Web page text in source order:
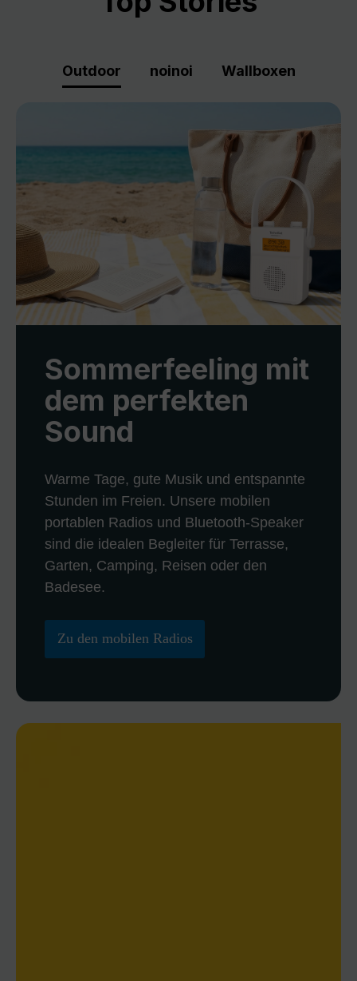
Outdoor noinoi Wallboxen
Sommerfeeling mit
dem perfekten
Sound
Warme Tage, gute Musik und entspannte
Stunden im Freien. Unsere mobilen
portablen Radios und Bluetooth-Speaker
sind die idealen Begleiter für Terrasse,
Garten, Camping, Reisen oder den
Badesee.
Zu den mobilen Radios